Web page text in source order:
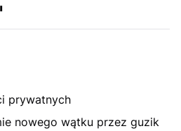
prywatnych
nowego wątku przez guzik